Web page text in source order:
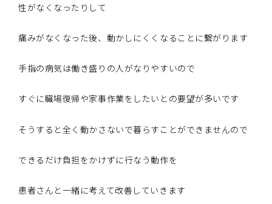
性がなくなったりして
痛みがなくなった後、動かしにくくなることに繋がります
手指の病気は働き盛りの人がなりやすいので
すぐに職場復帰や家事作業をしたいとの要望が多いです
そうすると全く動かさないで暮らすことができませんので
できるだけ負担をかけずに行なう動作を
患者さんと一緒に考えて改善していきます